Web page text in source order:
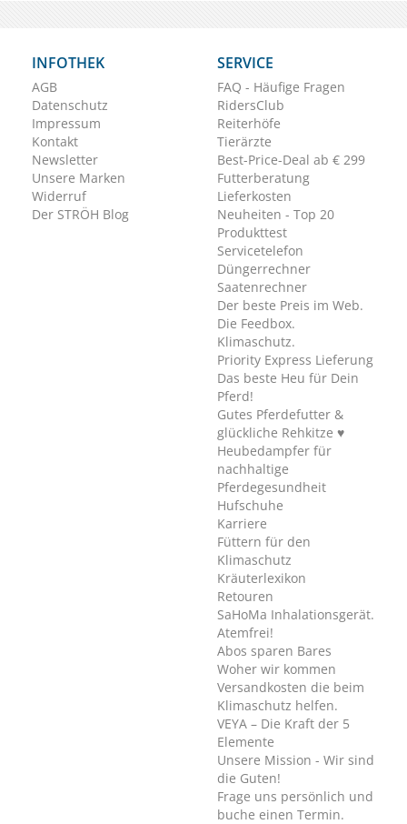
INFOTHEK
AGB
Datenschutz
Impressum
Kontakt
Newsletter
Unsere Marken
Widerruf
Der STRÖH Blog
SERVICE
FAQ - Häufige Fragen
RidersClub
Reiterhöfe
Tierärzte
Best-Price-Deal ab € 299
Futterberatung
Lieferkosten
Neuheiten - Top 20
Produkttest
Servicetelefon
Düngerrechner
Saatenrechner
Der beste Preis im Web.
Die Feedbox.
Klimaschutz.
Priority Express Lieferung
Das beste Heu für Dein
Pferd!
Gutes Pferdefutter &
glückliche Rehkitze ♥
Heubedampfer für
nachhaltige
Pferdegesundheit
Hufschuhe
Karriere
Füttern für den
Klimaschutz
Kräuterlexikon
Retouren
SaHoMa Inhalationsgerät.
Atemfrei!
Abos sparen Bares
Woher wir kommen
Versandkosten die beim
Klimaschutz helfen.
VEYA – Die Kraft der 5
Elemente
Unsere Mission - Wir sind
die Guten!
Frage uns persönlich und
buche einen Termin.